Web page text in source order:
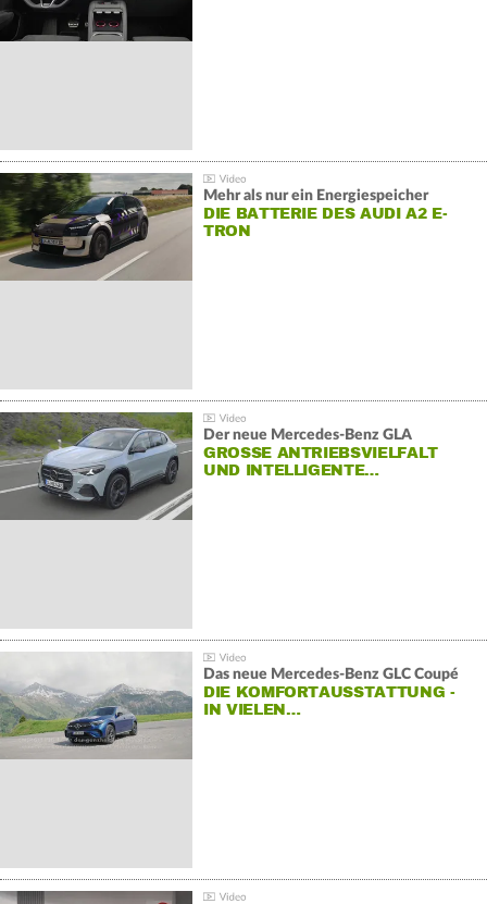
Mehr als nur ein Energiespeicher
DIE BATTERIE DES AUDI A2 E-
TRON
Der neue Mercedes-Benz GLA
GROSSE ANTRIEBSVIELFALT U
ND INTELLIGENTE…
Das neue Mercedes-Benz GLC Coupé
DIE KOMFORTAUSSTATTUNG -
IN VIELEN…